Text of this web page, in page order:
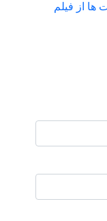
ها از فیلم